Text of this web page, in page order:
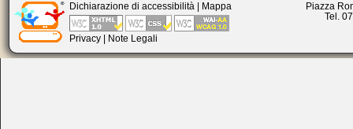
Dichiarazione di accessibilità Mappa
Privacy Note Legali
Piazza
Tel.